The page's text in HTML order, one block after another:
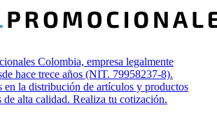
Colombia, empresa legalmente
hace trece años (NIT. 79958237-8).
en la distribución de artículos y productos
de alta calidad. Realiza tu cotización.